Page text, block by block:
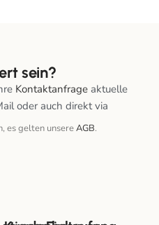
zu erfüllen.
Auswahl an Produkten,
Unsere
Vielzahl von
wie
sein?
Kontaktanfrage aktuelle
oder auch direkt via
es gelten unsereAGB.